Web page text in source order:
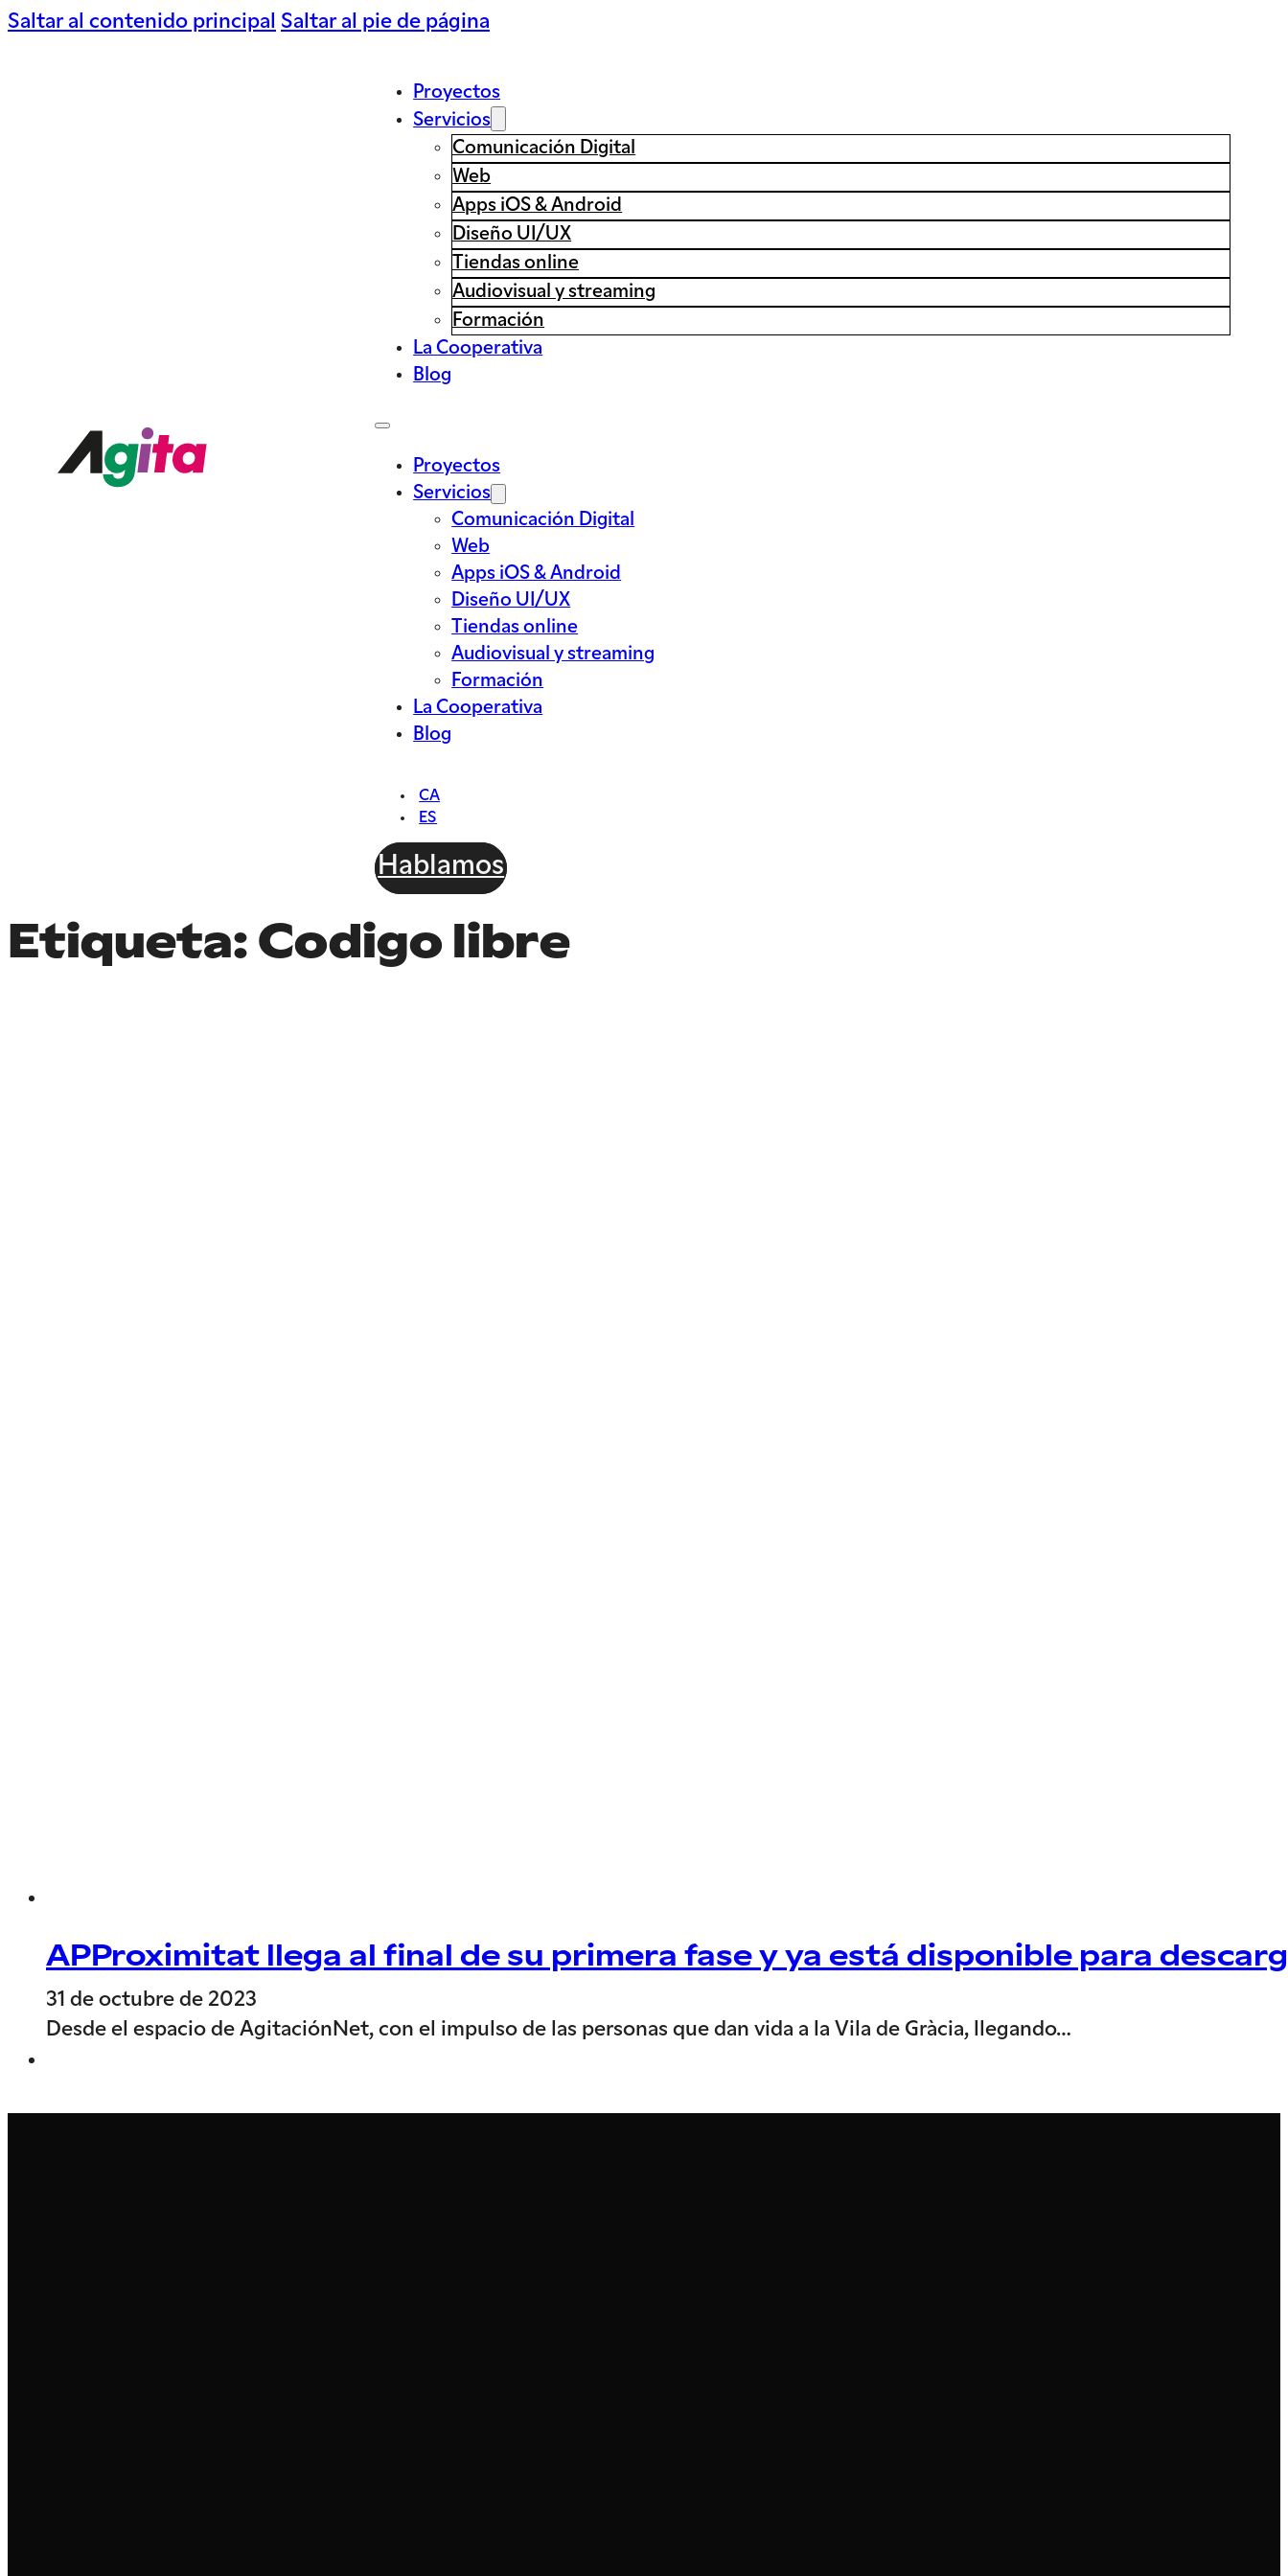
Saltar al contenido principal Saltar al pie de página
Proyectos
Servicios
Comunicación Digital
Web
Apps iOS & Android
Diseño UI/UX
Tiendas online
Audiovisual y streaming
Formación
La Cooperativa
Blog
Proyectos
Servicios
Comunicación Digital
Web
Apps iOS & Android
Diseño UI/UX
Tiendas online
Audiovisual y streaming
Formación
La Cooperativa
Blog
CA
ES
Hablamos
Etiqueta: Codigo libre
APProximitat llega al final de su primera fase y ya está disponible para
31 de octubre de 2023
Desde el espacio de AgitaciónNet, con el impulso de las personas que dan vida a la Vila de Gràcia, llegando…